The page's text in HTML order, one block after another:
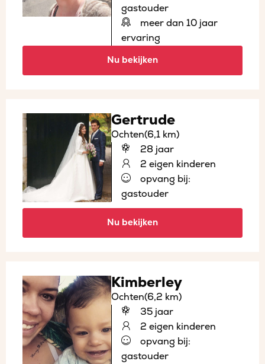
gastouder
meer dan 10 jaar
ervaring
Nu bekijken
Gertrude
Ochten(6,1 km)
28 jaar
2 eigen kinderen
opvang bij:
gastouder
Nu bekijken
Kimberley
Ochten(6,2 km)
35 jaar
2 eigen kinderen
opvang bij:
gastouder